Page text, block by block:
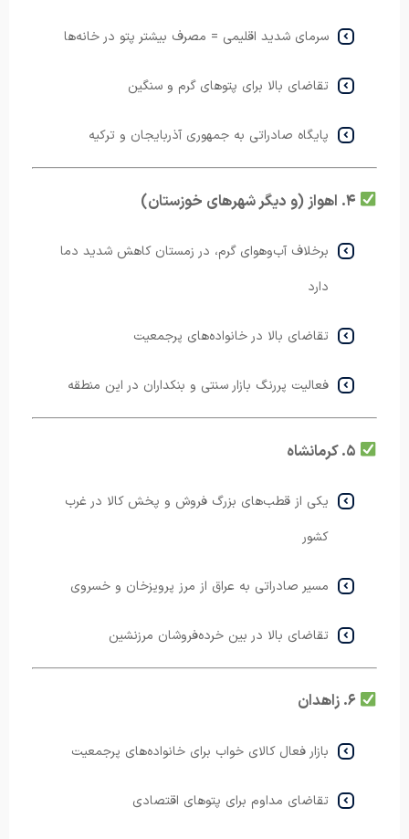
سرمای شدید اقلیمی = مصرف بیشتر پتو در خانه‌ها
تقاضای بالا برای پتوهای گرم و سنگین
پایگاه صادراتی به جمهوری آذربایجان و ترکیه
برخلاف آب‌وهوای گرم، در زمستان کاهش شدید دما
دارد
تقاضای بالا در خانواده‌های پرجمعیت
فعالیت پررنگ بازار سنتی و بنکداران در این منطقه
یکی از قطب‌های بزرگ فروش و پخش کالا در غرب
کشور
مسیر صادراتی به عراق از مرز پرویزخان و خسروی
تقاضای بالا در بین خرده‌فروشان مرزنشین
بازار فعال کالای خواب برای خانواده‌های پرجمعیت
تقاضای مداوم برای پتوهای اقتصادی